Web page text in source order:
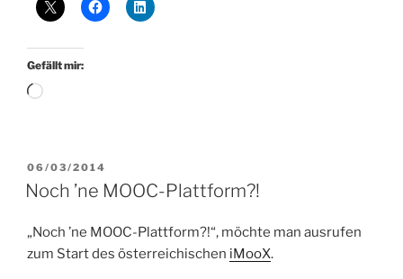
Gefällt mir:
Wird
VERÖFFENTLICHT
AM
06/03/2014
Noch ’ne MOOC-Plattform?!
„Noch ’ne MOOC-Plattform?!“, möchte man ausrufen
zum Start des österreichischen iMooX.